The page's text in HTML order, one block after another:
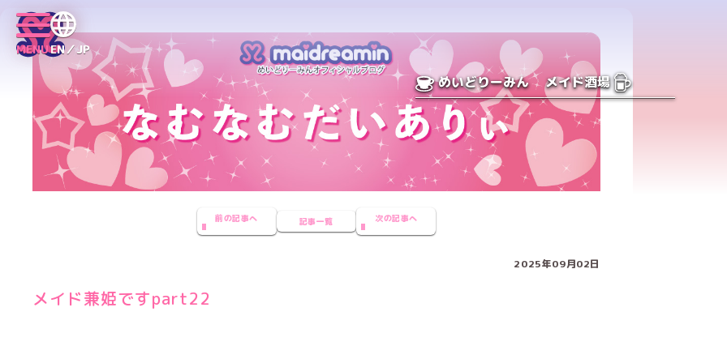
MENUEN／JP
めいどりーみん メイド酒場
前の記事へ 記事一覧 次の記事へ
2025年09月02日
メイド兼姫ですpart22